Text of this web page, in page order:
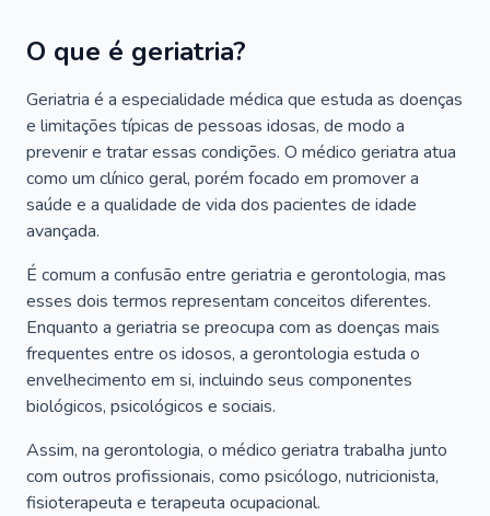
O que é geriatria?
Geriatria é a especialidade médica que estuda as doenças
e limitações típicas de pessoas idosas, de modo a
prevenir e tratar essas condições. O médico geriatra atua
como um clínico geral, porém focado em promover a
saúde e a qualidade de vida dos pacientes de idade
avançada.
É comum a confusão entre geriatria e gerontologia, mas
esses dois termos representam conceitos diferentes.
Enquanto a geriatria se preocupa com as doenças mais
frequentes entre os idosos, a gerontologia estuda o
envelhecimento em si, incluindo seus componentes
biológicos, psicológicos e sociais.
Assim, na gerontologia, o médico geriatra trabalha junto
com outros profissionais, como psicólogo, nutricionista,
fisioterapeuta e terapeuta ocupacional.